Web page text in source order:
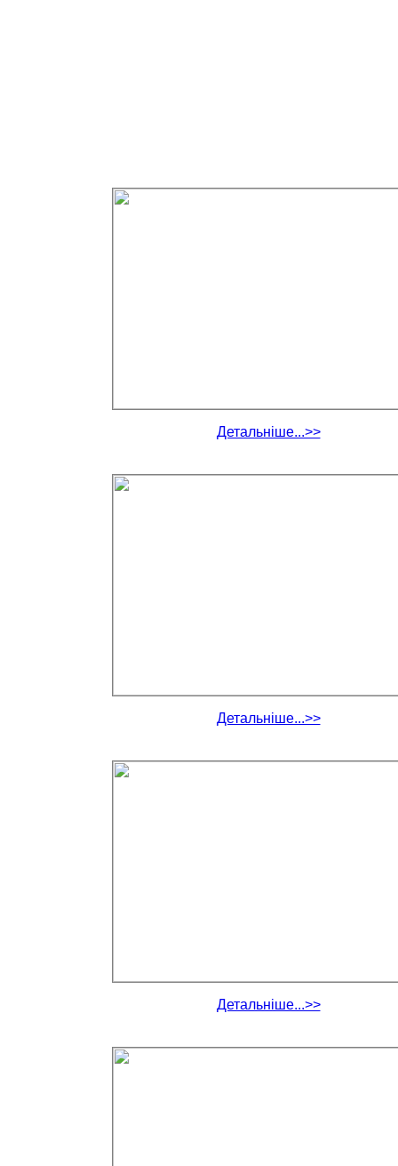
Детальніше...>>
Детальніше...>>
Детальніше...>>